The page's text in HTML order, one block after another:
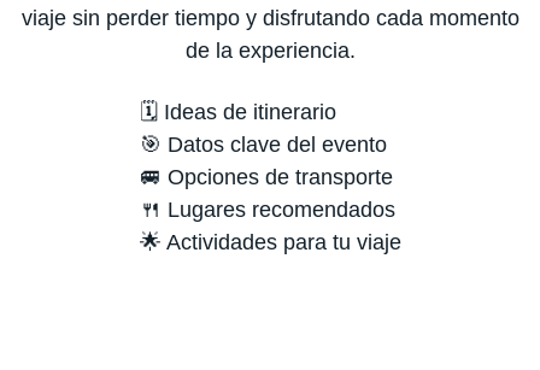
viaje sin perder tiempo y disfrutando cada momento
de la experiencia.
🗓️ Ideas de itinerario
🎯 Datos clave del evento
🚐 Opciones de transporte
🍴 Lugares recomendados
🌟 Actividades para tu viaje